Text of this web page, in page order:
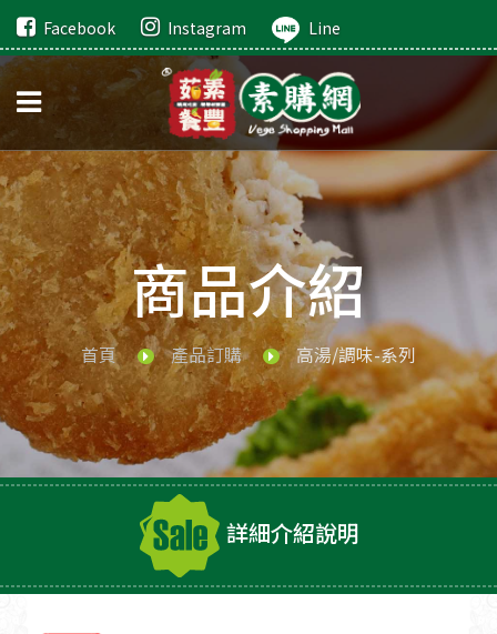
Facebook Instagram Line
商品介紹
首頁 產品訂購 高湯/調味-系列
詳細介紹說明